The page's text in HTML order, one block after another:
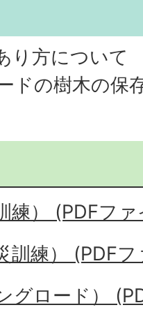
り方について
ドの樹木の保
練） (PDFフ
訓練） (PDF
グロード）